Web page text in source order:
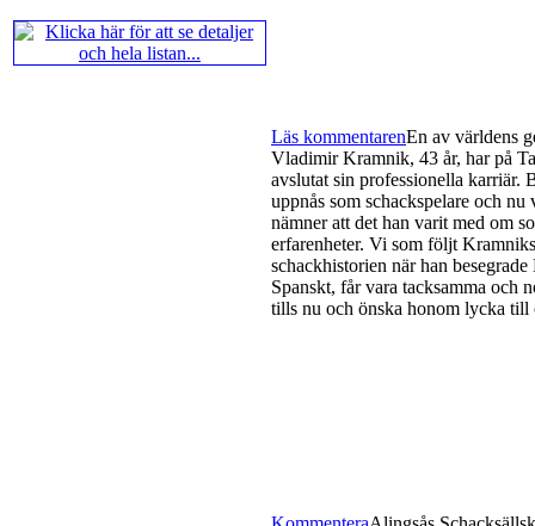
Läs kommentarenEn av världens
Vladimir Kramnik, 43 år, har på
avslutat sin professionella karriär.
uppnås som schackspelare och
nämner att det han varit med om
erfarenheter. Vi som följt
schackhistorien när han
Spanskt, får vara tacksamma och
tills nu och önska honom lycka